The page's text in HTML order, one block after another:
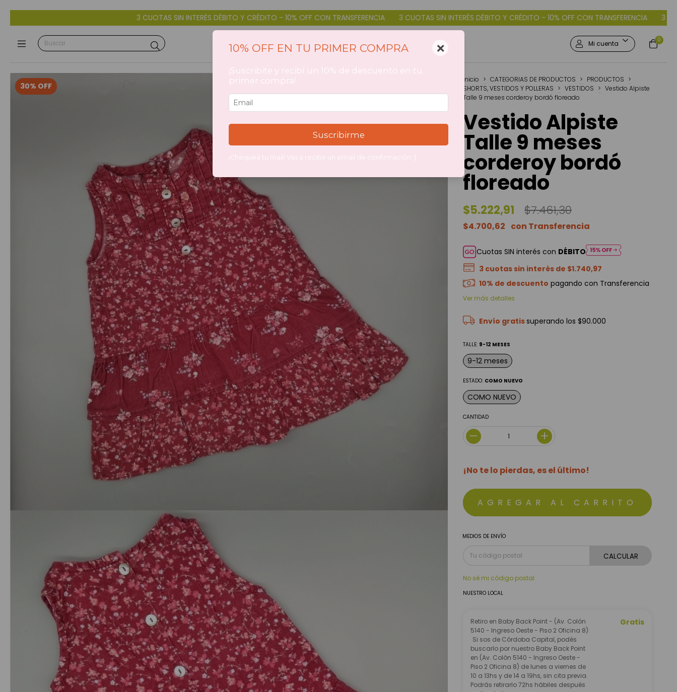
3 CUOTAS SIN INTERÉS DÉBITO Y CRÉDITO - 10% OFF CON TRANSFERENCIA 3 CUOTAS SIN INTERÉS DÉBITO Y CRÉDITO - 10% OFF CON TRANSFERENCIA 3 CUOTAS SIN
Mi cuenta 0
30% OFF
Inicio > CATEGORIAS DE PRODUCTOS > PRODUCTOS >
SHORTS, VESTIDOS Y POLLERAS > VESTIDOS > Vestido Alpiste
Talle 9 meses corderoy bordó floreado
Vestido Alpiste
Talle 9 meses
corderoy bordó
floreado
$5.222,91 $7.461,30
$4.700,62
Cuotas SIN interés con DÉBITO
3 cuotas sin interés de $1.740,97
10% de descuento pagando con Transferencia
Ver más detalles
Envío gratissuperando los $90.000
TALLE: 9-12 MESES
9-12 meses
ESTADO: COMO NUEVO
COMO NUEVO
CANTIDAD
¡No te lo pierdas, es el último!
MEDIOS DE ENVÍO
CALCULAR
No sé mi código postal
NUESTRO LOCAL
Retiro en Baby Back Point - (Av. Colón
5140 - Ingreso Oeste - Piso 2 Oficina 8)
Si sos de Córdoba Capital, podés
buscarlo por nuestro Baby Back Point
en (Av. Colón 5140 - Ingreso Oeste -
Piso 2 Oficina 8) de lunes a viernes de
10 a 13hs y de 14 a 19hs, sin cita previa.
Podrás retirarlo 72hs hábiles después
Gratis
10% OFF EN TU PRIMER COMPRA ×
¡Suscribite y recibí un 10% de descuento en tu
primer compra!
Suscribirme
¡Chequeá tu mail! Vas a recibir un email de confirmación :)